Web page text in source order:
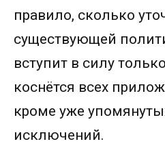
правило, сколько
существующей
вступит в силу
коснётся всех
кроме уже
исключений.